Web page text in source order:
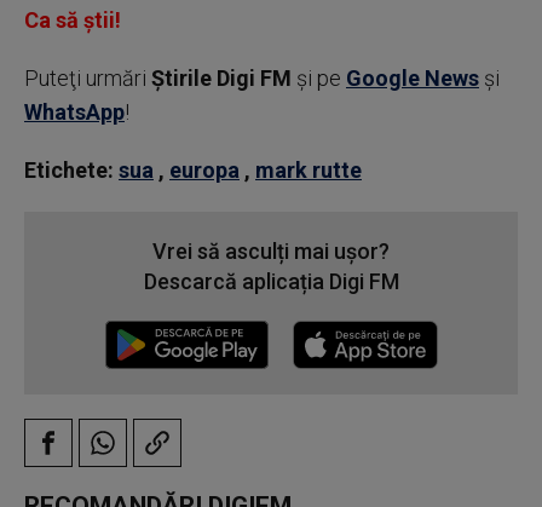
Ca să știi!
Puteţi urmări Știrile Digi FM şi pe Google News şi
WhatsApp!
Etichete: sua , europa , mark rutte
Vrei să asculți mai ușor?
Descarcă aplicația Digi FM